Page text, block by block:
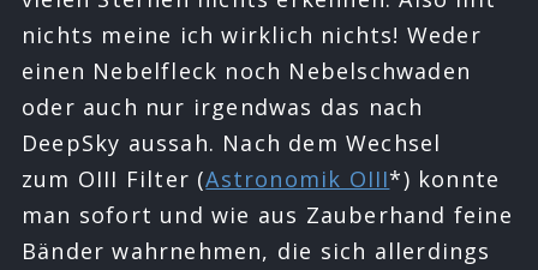
nichts meine ich wirklich nichts! Weder
einen Nebelfleck noch Nebelschwaden
oder auch nur irgendwas das nach
DeepSky aussah. Nach dem Wechsel
zum OIII Filter (Astronomik OIII*) konnte
man sofort und wie aus Zauberhand feine
Bänder wahrnehmen, die sich allerdings